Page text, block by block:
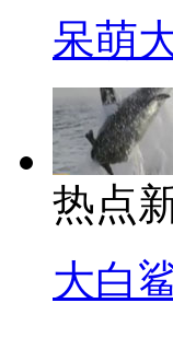
呆萌
热点
大白